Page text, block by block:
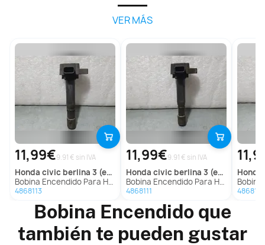
VER MÁS
11,99€9.91 € sin IVA
honda civic berlina 3 (ep1/2)
Bobina Encendido Para Honda Civic Berlina 3
4868113
11,99€9.91 € sin IVA
honda civic berlina 3 (ep1/2)
Bobina Encendido Para Honda Civic Berlina 3
4868111
honda
Bobina
4868112
Bobina Encendido que
también te pueden gustar